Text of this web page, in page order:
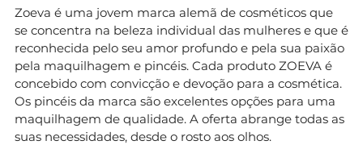
Zoeva é uma jovem marca alemã de cosméticos que
se concentra na beleza individual das mulheres e que é
reconhecida pelo seu amor profundo e pela sua paixão
pela maquilhagem e pincéis. Cada produto ZOEVA é
concebido com convicção e devoção para a cosmética.
Os pincéis da marca são excelentes opções para uma
maquilhagem de qualidade. A oferta abrange todas as
suas necessidades, desde o rosto aos olhos.